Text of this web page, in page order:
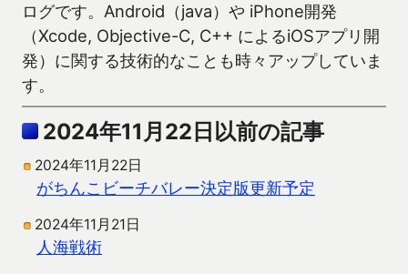
ログです。Android（java）や iPhone開発
（Xcode, Objective-C, C++ によるiOSアプリ開
発）に関する技術的なことも時々アップしていま
す。
2024年11月22日以前の記事
2024年11月22日
がちんこビーチバレー決定版更新予定
2024年11月21日
人海戦術